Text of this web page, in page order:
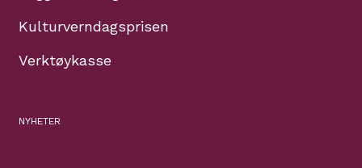
Kulturverndagsprisen
Verktøykasse
NYHETER